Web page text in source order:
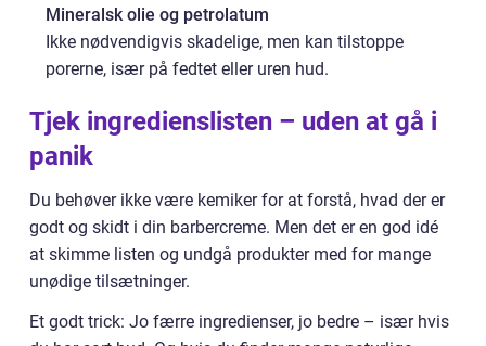
Mineralsk olie og petrolatum
Ikke nødvendigvis skadelige, men kan tilstoppe
porerne, især på fedtet eller uren hud.
Tjek ingredienslisten – uden at gå i
panik
Du behøver ikke være kemiker for at forstå, hvad der er
godt og skidt i din barbercreme. Men det er en god idé
at skimme listen og undgå produkter med for mange
unødige tilsætninger.
Et godt trick: Jo færre ingredienser, jo bedre – især hvis